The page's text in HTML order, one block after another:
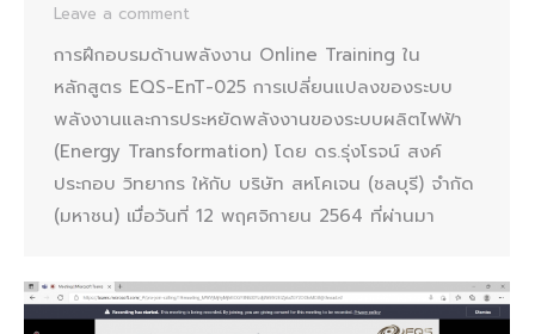
Leave a comment
การฝึกอบรมด้านพลังงาน Online Training ใน
หลักสูตร EQS-EnT-025 การเปลี่ยนแปลงของระบบ
พลังงานและการประหยัดพลังงานของระบบผลิตไฟฟ้า
(Energy Transformation) โดย ดร.รุ่งโรจน์ สงค์
ประกอบ วิทยากร ให้กับ บริษัท สหโคเจน (ชลบุรี) จำกัด
(มหาชน) เมื่อวันที่ 12 พฤศจิกายน 2564 ที่ผ่านมา